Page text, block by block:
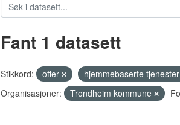
Fant 1 datasett
Stikkord: offer hjemmebaserte tjenester
Organisasjoner:
Trondheim kommune